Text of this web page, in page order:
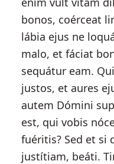
bonos, coérceat
lábia ejus ne
malo, et fáciat
sequátur eam.
justos, et aures
autem Dómini
est, qui vobis
fuéritis? Sed et
justítiam, beáti.